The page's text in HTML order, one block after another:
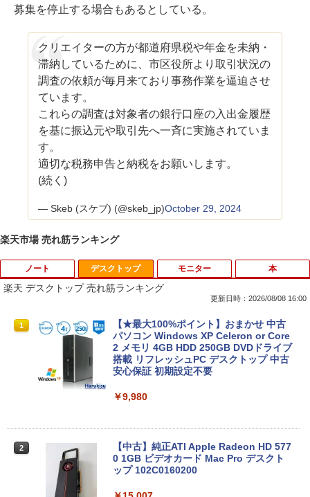
募集を停止する場合もあるとしている。
クリエイターの方が都道府県税や年金を未納・
滞納しているために、市区役所より取引状況の
調査の依頼が毎月来ており事務作業を逼迫させ
ています。
これらの調査は対象者の銀行口座の入出金履歴
を基に振込元や取引先へ一斉に実施されていま
す。
適切な税務申告と納税をお願いします。
(続く)
— Skeb (スケブ) (@skeb_jp)October 29, 2024
楽天市場 売れ筋ランキング
ノート
1
中古パソコン | Dell | Latitude 3590 | Wi
ndows11 | ノートPC | 一年保証 | 第8世
代 | Core i5 8250U 1.6(〜最大3.4)GHz |
MEM:8GB | SSD:256GB(新品) | 光学ド
ライブ:非搭載 | 無線LAN:あり | Webカ
Cアダプター付属
【中古】 マウスコンピューター m-Book
me Wi-Fi 長期保証 [95023]
デスクトップ
楽天 デスクトップ 売れ筋ランキング
更新日時：2026/08/08 16:00
1
【★最大100%ポイント】おまかせ 中古
パソコン Windows XP Celeron or Core
2 メモリ 4GB HDD 250GB DVDドライブ
搭載 リフレッシュPC デスクトップ 中古
安心保証 初期設定不要
￥9,980
2
【中古】純正ATI Apple Radeon HD 577
0 1GB ビデオカード Mac Pro デスクト
ップ 102C0160200
モニター 本